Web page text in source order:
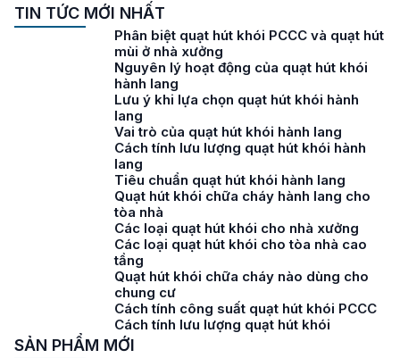
TIN TỨC MỚI NHẤT
Phân biệt quạt hút khói PCCC và quạt hút
mùi ở nhà xưởng
Nguyên lý hoạt động của quạt hút khói
hành lang
Lưu ý khi lựa chọn quạt hút khói hành
lang
Vai trò của quạt hút khói hành lang
Cách tính lưu lượng quạt hút khói hành
lang
Tiêu chuẩn quạt hút khói hành lang
Quạt hút khói chữa cháy hành lang cho
tòa nhà
Các loại quạt hút khói cho nhà xưởng
Các loại quạt hút khói cho tòa nhà cao
tầng
Quạt hút khói chữa cháy nào dùng cho
chung cư
Cách tính công suất quạt hút khói PCCC
Cách tính lưu lượng quạt hút khói
SẢN PHẨM MỚI